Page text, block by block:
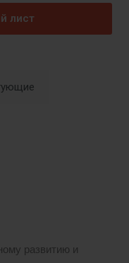
лист
развитию и